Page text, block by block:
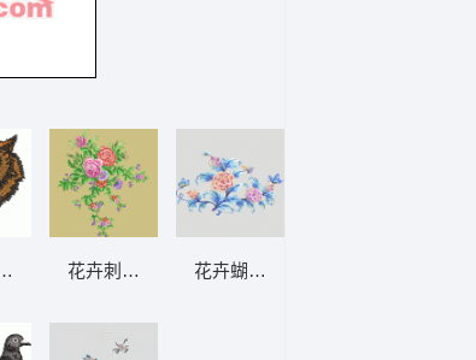
格式
老虎头像 老虎头
花卉刺绣图案 玫瑰靓花花卉蝴蝶刺绣图案